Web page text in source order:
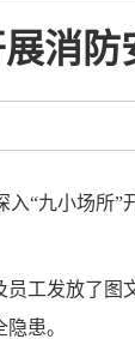
消防
“九小场所”
工发放了图
患。